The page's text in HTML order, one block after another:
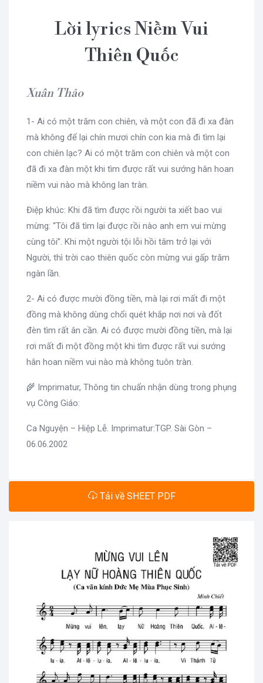
Lời lyrics Niềm Vui
Thiên Quốc
Xuân Thảo
1- Ai có một trăm con chiên, và một con đã đi xa đàn
mà không để lại chín mươi chín con kia mà đi tìm lại
con chiên lạc? Ai có một trăm con chiên và một con
đã đi xa đàn một khi tìm được rất vui sướng hân hoan
niềm vui nào mà không lan tràn.
Điệp khúc: Khi đã tìm được rồi người ta xiết bao vui
mừng: “Tôi đã tìm lại được rồi nào anh em vui mừng
cùng tôi”. Khi một người tội lỗi hồi tâm trở lại với
Người, thì trời cao thiên quốc còn mừng vui gấp trăm
ngàn lần.
2- Ai có được mười đồng tiền, mà lại rơi mất đi một
đồng mà không dùng chổi quét khắp nơi nơi và đốt
đèn tìm rất ân cần. Ai có được mười đồng tiền, mà lại
rơi mất đi một đồng một khi tìm được rất vui sướng
hân hoan niềm vui nào mà không tuôn tràn.
🌾 Imprimatur, Thông tin chuẩn nhận dùng trong phụng
vụ Công Giáo:
Ca Nguyện – Hiệp Lễ. Imprimatur:TGP. Sài Gòn –
06.06.2002
Tải về SHEET PDF